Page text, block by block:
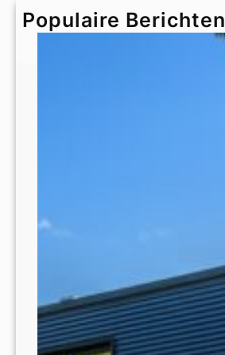
h
Populaire Berichten